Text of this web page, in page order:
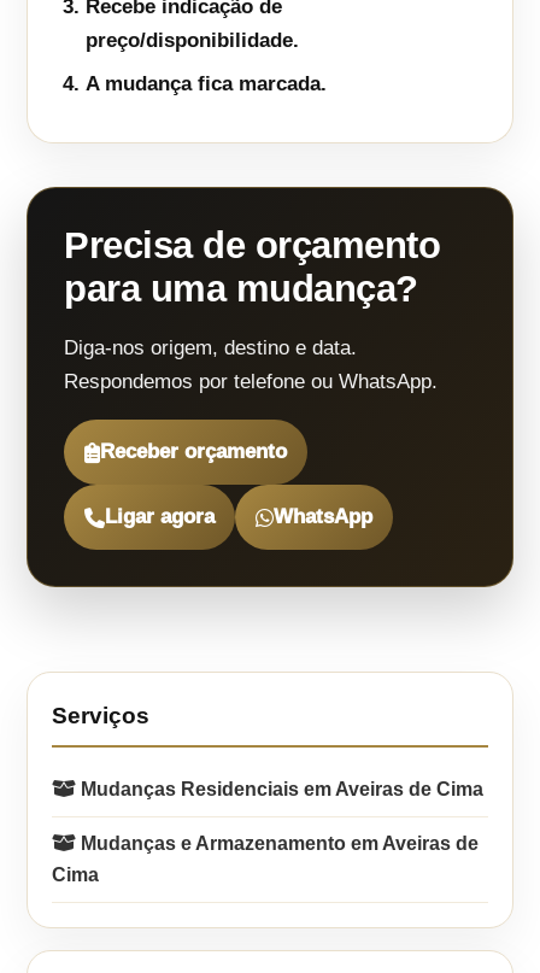
Recebe indicação de
preço/disponibilidade.
A mudança fica marcada.
Precisa de orçamento
para uma mudança?
Diga-nos origem, destino e data.
Respondemos por telefone ou WhatsApp.
Receber orçamento
Ligar agora WhatsApp
Serviços
Mudanças Residenciais em Aveiras de Cima
Mudanças e Armazenamento em Aveiras de
Cima